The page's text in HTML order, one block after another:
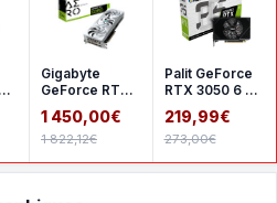
Gigabyte
GeForce RTX
5080 AERO OC
SFF 16G
1 450,00€
1 822,12€
Palit GeForce
RTX 3050 6 Go
StormX
219,99€
273,00€